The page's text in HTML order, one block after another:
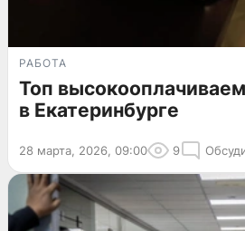
РАБОТА
Топ
в Екатеринбурге
28 марта, 2026, 09:00 9